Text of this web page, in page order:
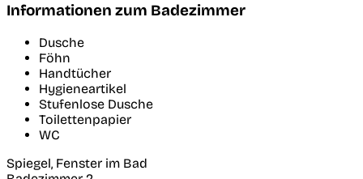
Informationen zum Badezimmer
Dusche
Föhn
Handtücher
Hygieneartikel
Stufenlose Dusche
Toilettenpapier
WC
Spiegel, Fenster im Bad